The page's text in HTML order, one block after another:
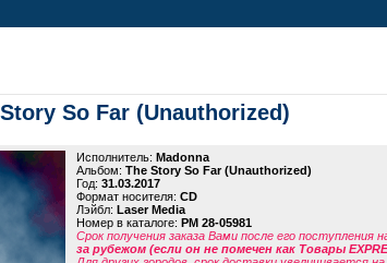
So Far (Unauthorized)
Исполнитель: Madonna
Альбом: The Story So Far (Unauthorized)
Год: 31.03.2017
Формат носителя: CD
Лэйбл: Laser Media
Номер в каталоге: PM 28-05981
Срок получения заказа Вами после его поступления
за рубежом (если он не помечен как Товары